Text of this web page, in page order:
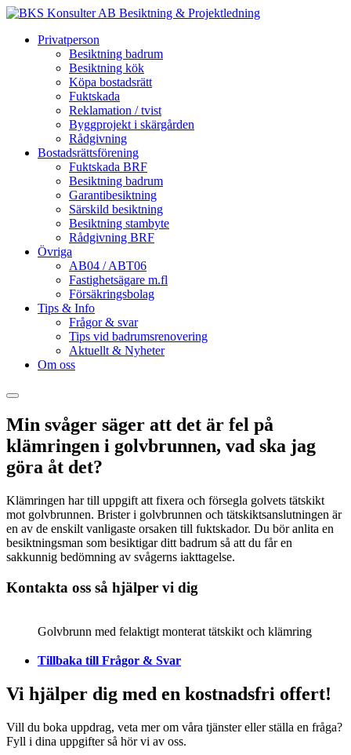
Privatperson
Besiktning badrum
Besiktning kök
Köpa bostadsrätt
Fuktskada
Reklamation / tvist
Byggprojekt i skärgården
Rådgivning
Bostadsrättsförening
Fuktskada BRF
Besiktning badrum
Garantibesiktning
Särskild besiktning
Besiktning stambyte
Rådgivning BRF
Övriga
AB04 / ABT06
Fastighetsägare m.fl
Försäkringsbolag
Tips & Info
Frågor & svar
Tips vid badrumsrenovering
Aktuellt & Nyheter
Om oss
Min svåger säger att det är fel på
klämringen i golvbrunnen, vad ska jag
göra åt det?
Klämringen har till uppgift att fixera och försegla golvets tätskikt
mot golvbrunnen. Brister i golvbrunnen och tätskiktsanslutningen är
en av de enskilt vanligaste orsaken till fuktskador. Du bör anlita en
besiktningsman som besiktigar ditt badrum så att du får en
sakkunnig bedömning av svågerns iakttagelse.
Kontakta oss så hjälper vi dig
Golvbrunn med felaktigt monterat tätskikt och klämring
Tillbaka till Frågor & Svar
Vi hjälper dig med en kostnadsfri offert!
Vill du boka uppdrag, veta mer om våra tjänster eller ställa en fråga?
Fyll i dina uppgifter så hör vi av oss.